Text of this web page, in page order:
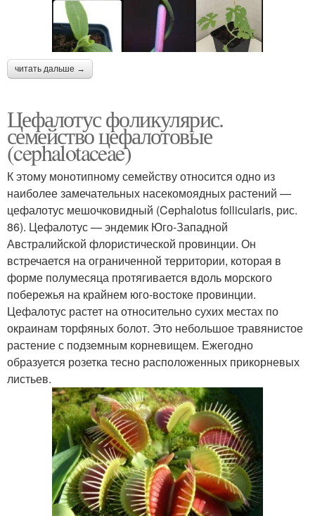
читать дальше →
Цефалотус фоликулярис.
семейство цефалотовые
(cephalotaceae)
К этому монотипному семейству относится одно из
наиболее замечательных насекомоядных растений —
цефалотус мешочковидный (Cephalotus follicularis, рис.
86). Цефалотус — эндемик Юго-Западной
Австралийской флористической провинции. Он
встречается на ограниченной территории, которая в
форме полумесяца протягивается вдоль морского
побережья на крайнем юго-востоке провинции.
Цефалотус растет на относительно сухих местах по
окраинам торфяных болот. Это небольшое травянистое
растение с подземным корневищем. Ежегодно
образуется розетка тесно расположенных прикорневых
листьев.